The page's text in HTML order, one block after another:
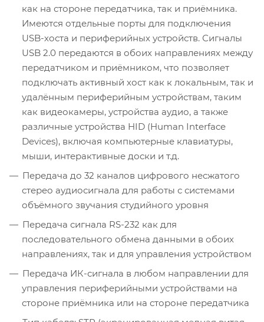
как на стороне передатчика, так и приёмника.
Имеются отдельные порты для подключения
USB-хоста и периферийных устройств. Сигналы
USB 2.0 передаются в обоих направлениях между
передатчиком и приёмником, что позволяет
подключать активный хост как к локальным, так и
удалённым периферийным устройствам, таким
как видеокамеры, устройства аудио, а также
различные устройства HID (Human Interface
Devices), включая компьютерные клавиатуры,
мыши, интерактивные доски и т.д.
Передача до 32 каналов цифрового несжатого
стерео аудиосигнала для работы с системами
объёмного звучания студийного уровня
Передача сигнала RS-232 как для
последовательного обмена данными в обоих
направлениях, так и для управления устройством
Передача ИК-сигнала в любом направлении для
управления периферийными устройствами на
стороне приёмника или на стороне передатчика